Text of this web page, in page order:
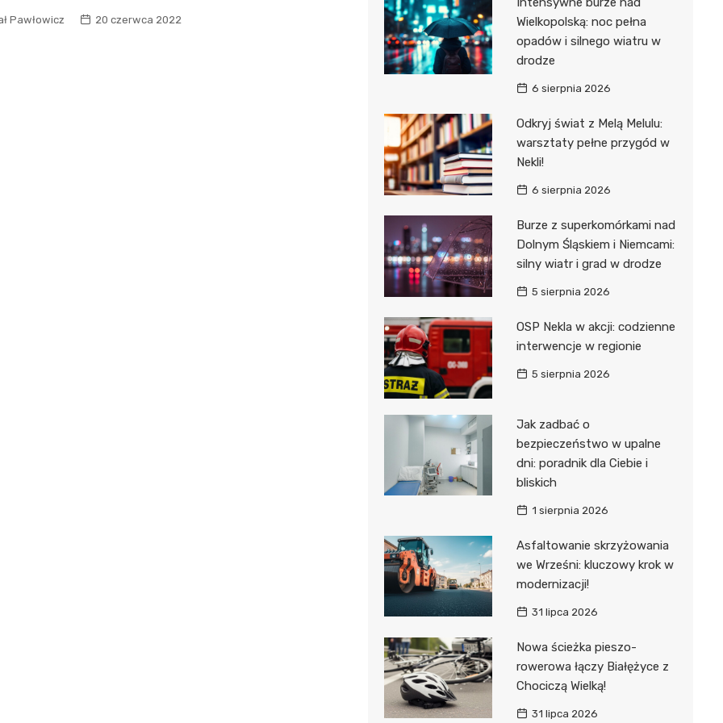
Dzieci Wrzesińskich
Park Miejski im. Dzieci
Wrzesińskich
Jump World Września
Wrzesińska Strefa
Aktywności
Pałac w Miłosławiu
Izba Pamięci Reymonta
Rezerwat Czeszewski Las
Pawłowicz 20 czerwca 2022
Wielkopolską: noc pełna
opadów i silnego wiatru w
drodze
6 sierpnia 2026
Odkryj świat z Melą Melulu:
warsztaty pełne przygód w
Nekli!
6 sierpnia 2026
Burze z superkomórkami nad
Dolnym Śląskiem i Niemcami:
silny wiatr i grad w drodze
5 sierpnia 2026
OSP Nekla w akcji: codzienne
interwencje w regionie
5 sierpnia 2026
Jak zadbać o
bezpieczeństwo w upalne
dni: poradnik dla Ciebie i
bliskich
1 sierpnia 2026
Asfaltowanie skrzyżowania
we Wrześni: kluczowy krok w
modernizacji!
31 lipca 2026
Nowa ścieżka pieszo-
rowerowa łączy Białężyce z
Chociczą Wielką!
31 lipca 2026